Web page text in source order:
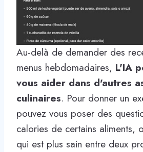
Au-delà de demander des
menus hebdomadaires, L'IA
vous aider dans d'autres
culinaires. Pour donner un
pouvez vous poser des
calories de certains aliments,
qui est plus sain entre deux